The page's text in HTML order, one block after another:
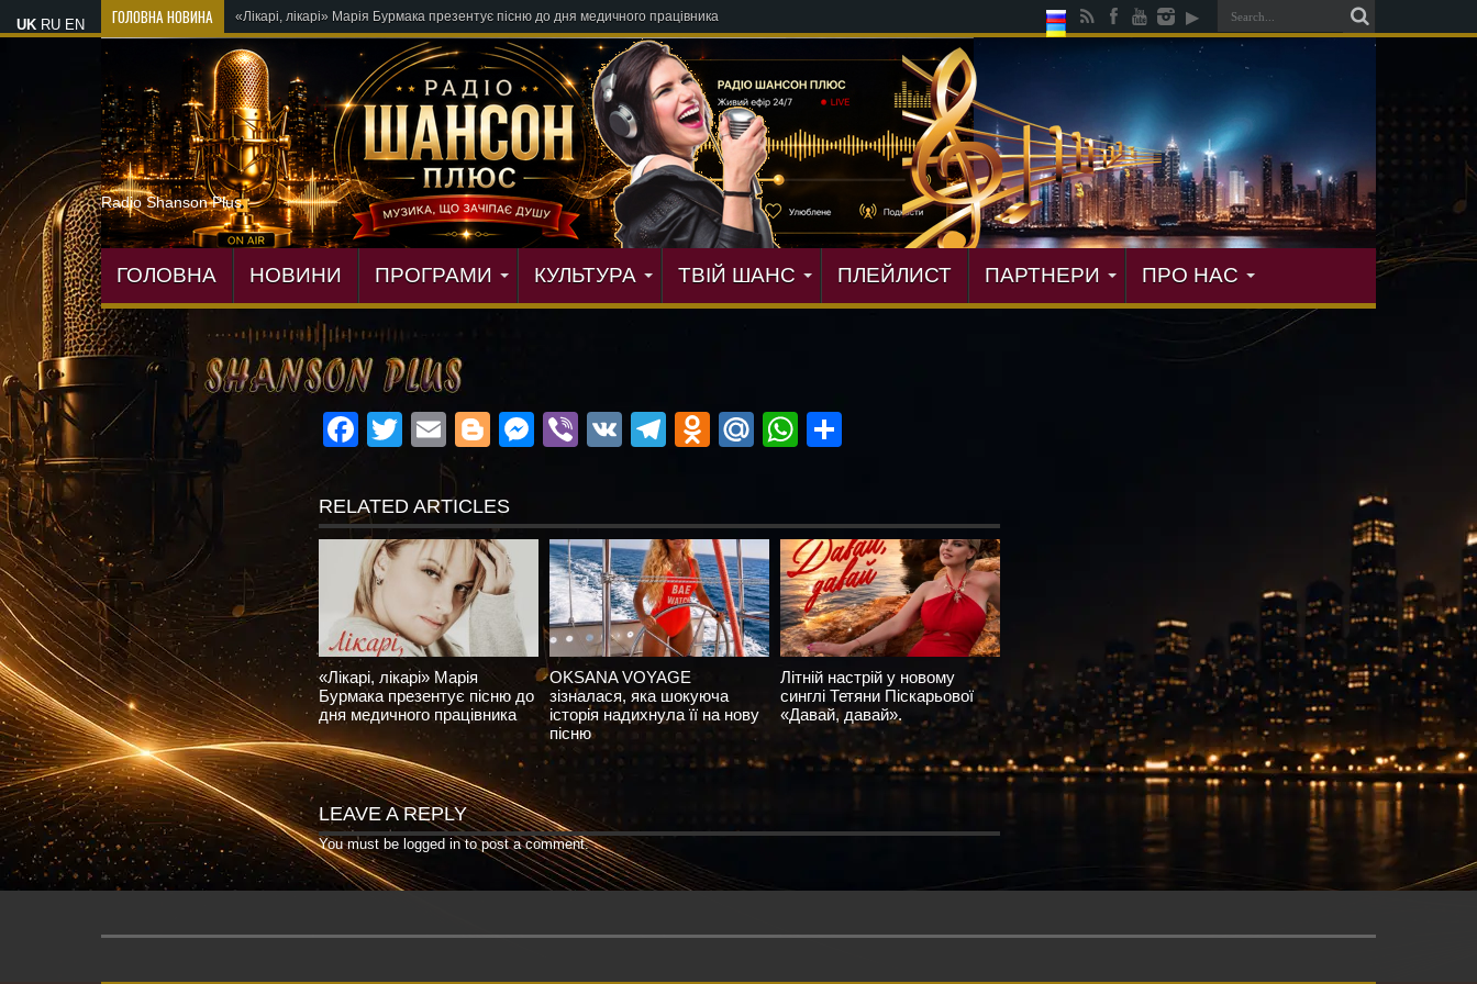
ГОЛОВНА НОВИНА OKSANA V
Radio Shanson Plus
ГОЛОВНА НОВИНИ ПРОГРАМИ КУЛЬТУРА ТВІЙ ШАНС ПЛЕЙЛИСТ ПАРТНЕРИ ПРО НАС
Facebook
Twitter
EmailBlogger
Messenger
Viber
VK Telegram
Odnoklassniki
Mail.RuWhatsApp
RELATED ARTICLES
«Лікарі, лікарі» Марія
Бурмака презентує пісню до
дня медичного працівника
OKSANA VOYAGE
зізналася, яка шокуюча
історія надихнула її на нову
пісню
Літній настрій у новому
синглі Тетяни Піскарьової
«Давай, давай».
LEAVE A REPLY
You must be logged into post a comment.
UK RU EN